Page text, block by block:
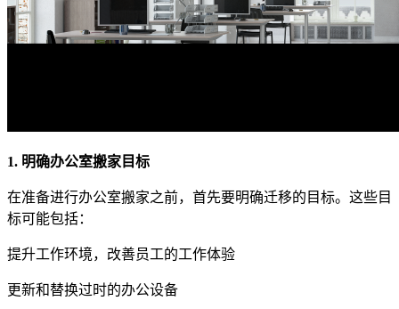
1. 明确办公室搬家目标
在准备进行办公室搬家之前，首先要明确迁移的目标。这些目
标可能包括：
提升工作环境，改善员工的工作体验
更新和替换过时的办公设备